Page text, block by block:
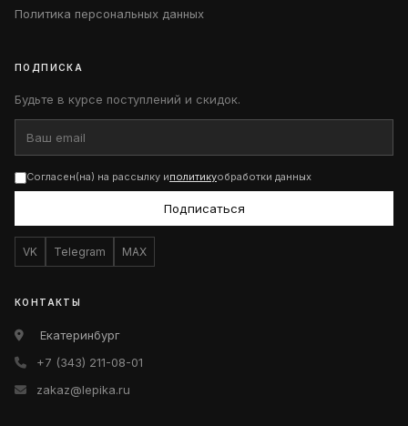
Политика персональных данных
ПОДПИСКА
Будьте в курсе поступлений и скидок.
Согласен(на) на рассылку иполитикуобработки данных
Подписаться
VK Telegram MAX
КОНТАКТЫ
Екатеринбург
+7 (343) 211-08-01
zakaz@lepika.ru